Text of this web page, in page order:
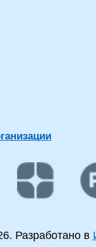
. Разработано в